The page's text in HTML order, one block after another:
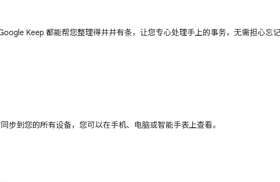
Keep 都能帮您整理得井井有条，让您专心处理手上的事务，无需担心忘记
步到您的所有设备，您可以在手机、电脑或智能手表上查看。